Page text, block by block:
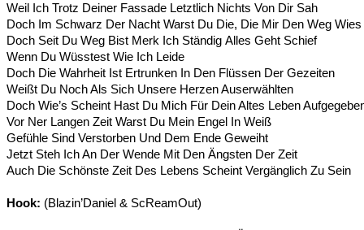
Weil Ich Trotz Deiner Fassade Letztlich Nichts Von Dir Sah
Doch Im Schwarz Der Nacht Warst Du Die, Die Mir Den Weg Wies
Doch Seit Du Weg Bist Merk Ich Ständig Alles Geht Schief
Wenn Du Wüsstest Wie Ich Leide
Doch Die Wahrheit Ist Ertrunken In Den Flüssen Der Gezeiten
Weißt Du Noch Als Sich Unsere Herzen Auserwählten
Doch Wie’s Scheint Hast Du Mich Für Dein Altes Leben
Vor Ner Langen Zeit Warst Du Mein Engel In Weiß
Gefühle Sind Verstorben Und Dem Ende Geweiht
Jetzt Steh Ich An Der Wende Mit Den Ängsten Der Zeit
Auch Die Schönste Zeit Des Lebens Scheint Vergänglich Zu Sein
Hook: (Blazin’Daniel & ScReamOut)